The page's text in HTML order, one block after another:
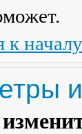
к началу